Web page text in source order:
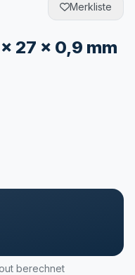
Merkliste
27 x 0,9 mm
berechnet